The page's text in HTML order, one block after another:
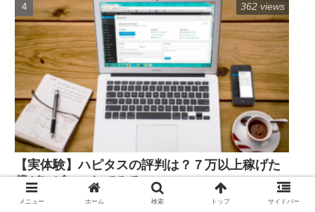
【実体験】ハピタスの評判は？７万以上稼げた
僕がレビューしてみる
362 views
メニュー ホーム 検索 トップ サイドバー